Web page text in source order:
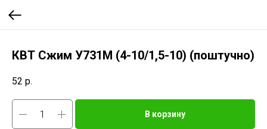
КВТ Сжим У731М (4-10/1,5-10) (поштучно)
52 р.
В корзину